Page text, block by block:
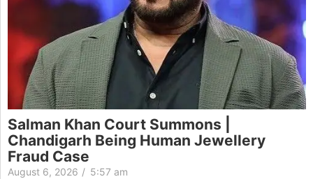
Salman Khan Court Summons |
Chandigarh Being Human Jewellery
Fraud Case
August 6, 2026 / 5:57 am